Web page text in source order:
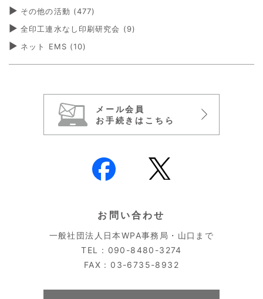
その他の活動 (477)
全印工連水なし印刷研究会 (9)
ネット EMS (10)
メール会員
お手続きはこちら
お問い合わせ
一般社団法人日本WPA事務局・山口まで
TEL : 090-8480-3274
FAX : 03-6735-8932